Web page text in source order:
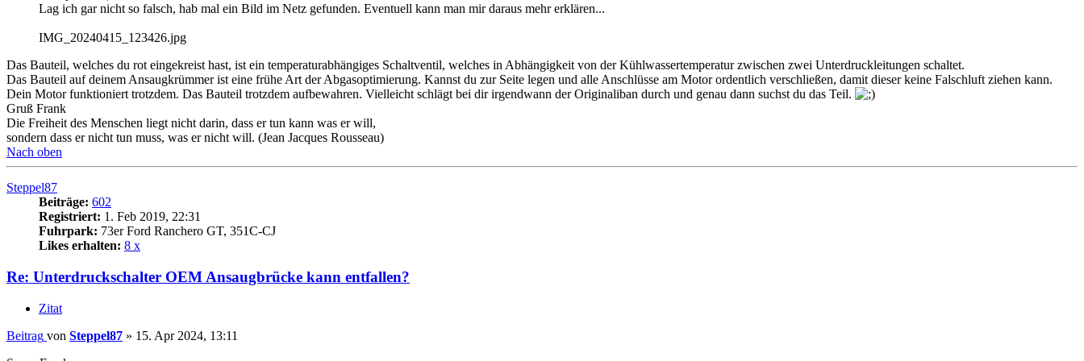
Lag ich gar nicht so falsch, hab mal ein Bild im Netz gefunden. Eventuell kann man mir daraus mehr erklären...
IMG_20240415_123426.jpg
Das Bauteil, welches du rot eingekreist hast, ist ein temperaturabhängiges Schaltventil, welches in Abhängigkeit von der Kühlwassertemperatur zwischen zwei Unterdruckleitungen schaltet.
Das Bauteil auf deinem Ansaugkrümmer ist eine frühe Art der Abgasoptimierung. Kannst du zur Seite legen und alle Anschlüsse am Motor ordentlich verschließen, damit dieser keine Falschluft ziehen kann.
Dein Motor funktioniert trotzdem. Das Bauteil trotzdem aufbewahren. Vielleicht schlägt bei dir irgendwann der Originaliban durch und genau dann suchst du das Teil.
Gruß Frank
Die Freiheit des Menschen liegt nicht darin, dass er tun kann was er will,
sondern dass er nicht tun muss, was er nicht will. (Jean Jacques Rousseau)
Nach oben
Steppel87
Beiträge: 602
Registriert: 1. Feb 2019, 22:31
Fuhrpark: 73er Ford Ranchero GT, 351C-CJ
Likes erhalten: 8 x
Re: Unterdruckschalter OEM Ansaugbrücke kann entfallen?
Zitat
Beitrag von Steppel87 » 15. Apr 2024, 13:11